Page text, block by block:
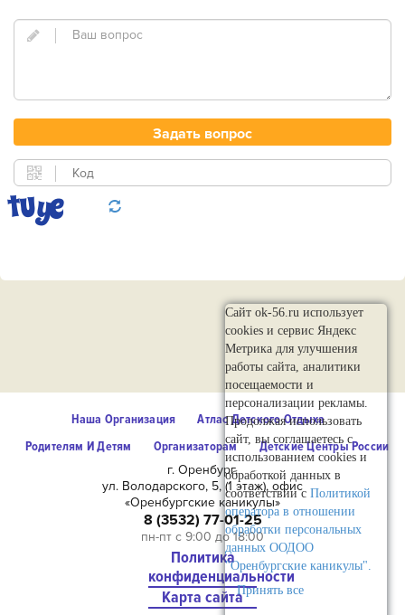
Наша Организация
Атлас Детского Отдыха
Родителям И Детям
Организаторам
Детские Центры России
г. Оренбург,
ул. Володарского, 5, (1 этаж), офис
«Оренбургские каникулы»
8 (3532) 77-01-25
пн-пт с 9:00 до 18:00
Политика
конфиденциальности
Карта сайта
Сайт ok-56.ru использует
cookies и сервис Яндекс
Метрика для улучшения
работы сайта, аналитики
посещаемости и
персонализации рекламы.
Продолжая использовать
сайт, вы соглашаетесь с
использованием cookies и
обработкой данных в
соответствии с Политикой
оператора в отношении
обработки персональных
данных ООДОО
"Оренбургские каникулы".
Принять все